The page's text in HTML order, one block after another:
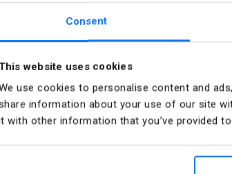
Consent
This website uses cookies
use cookies to personalise content and
share information about your use of our site
with other information that you’ve provided
Монтажні коробки використовуються для
поділяються на коробки для
зовнішні коробки.
Купівля онлайн